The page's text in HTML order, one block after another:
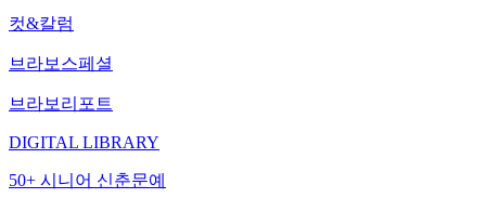
컷&칼럼
브라보스페셜
브라보리포트
DIGITAL LIBRARY
50+ 시니어 신춘문예